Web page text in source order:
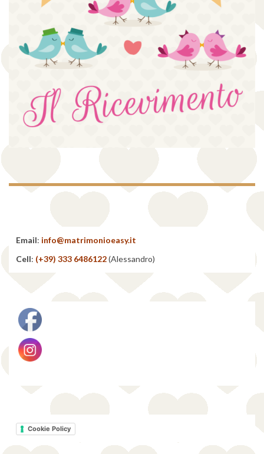
Email: info@matrimonioeasy.it
Cell: (+39) 333 6486122(Alessandro)
Cookie Policy